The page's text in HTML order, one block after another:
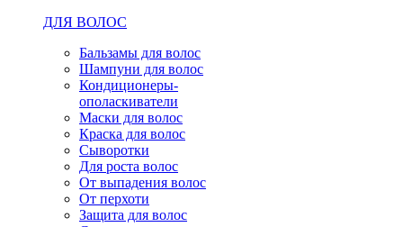
ДЛЯ ВОЛОС
Бальзамы для волос
Шампуни для волос
Кондиционеры-
ополаскиватели
Маски для волос
Краска для волос
Сыворотки
Для роста волос
От выпадения волос
От перхоти
Защита для волос